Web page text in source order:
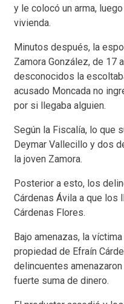
y le colocó un arma,
vivienda.
Minutos después, la
Zamora González, de 17
desconocidos la
acusado Moncada no
por si llegaba alguien.
Según la Fiscalía, lo que
Deymar Vallecillo y dos
la joven Zamora.
Posterior a esto, los
Cárdenas Ávila a que los
Cárdenas Flores.
Bajo amenazas, la
propiedad de Efraín
delincuentes
fuerte suma de dinero.